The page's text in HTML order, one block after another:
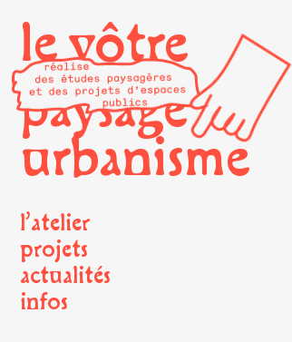
le vôtre
paysage
urbanisme
l’atelier
projets
actualités
infos